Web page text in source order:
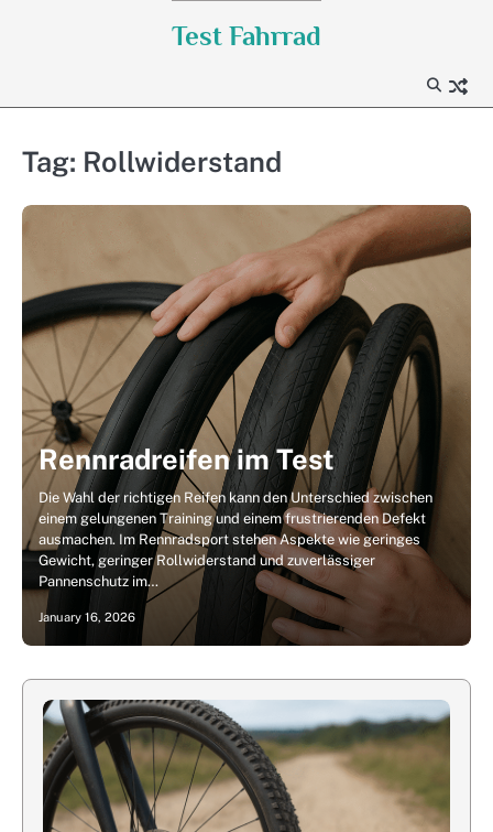
Test Fahrrad
Tag: Rollwiderstand
Rennradreifen im Test
Die Wahl der richtigen Reifen kann den Unterschied zwischen
einem gelungenen Training und einem frustrierenden Defekt
ausmachen. Im Rennradsport stehen Aspekte wie geringes
Gewicht, geringer Rollwiderstand und zuverlässiger
Pannenschutz im…
January 16, 2026